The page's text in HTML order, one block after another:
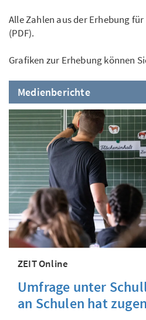
Alle Zahlen aus der Erhebung
(PDF).
Grafiken zur Erhebung können
Medienberichte
ZEIT Online
Umfrage unter
an Schulen hat